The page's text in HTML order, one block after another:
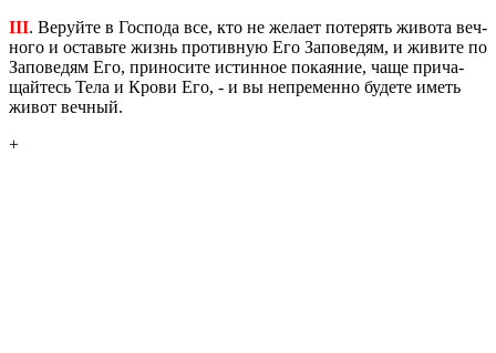
III. Ве­руй­те в Гос­по­да все, кто не же­ла­ет по­те­рять жи­во­та веч­
но­го и оставь­те жизнь про­тив­ную Его За­по­ве­дям, и жи­ви­те по
За­по­ве­дям Его, при­но­си­те ис­тин­ное по­ка­я­ние, чаще при­ча­
щай­тесь Тела и Крови Его, - и вы непре­мен­но бу­де­те иметь
живот веч­ный.
+